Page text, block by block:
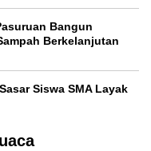
Bangun
Berkelanjutan
Siswa SMA Layak